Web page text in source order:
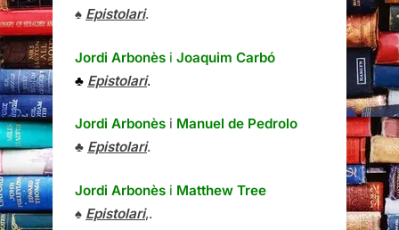
♠ Epistolari.
Jordi Arbonès i Joaquim Carbó
♣ Epistolari.
Jordi Arbonès i Manuel de Pedrolo
♣ Epistolari.
Jordi Arbonès i Matthew Tree
♠ Epistolari,.